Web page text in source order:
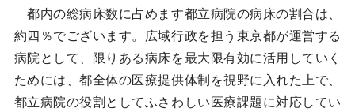
都内の総病床数に占めます都立病院の病床の割合は、
約四％でございます。広域行政を担う東京都が運営する
病院として、限りある病床を最大限有効に活用していく
ためには、都全体の医療提供体制を視野に入れた上で、
都立病院の役割としてふさわしい医療課題に対応してい